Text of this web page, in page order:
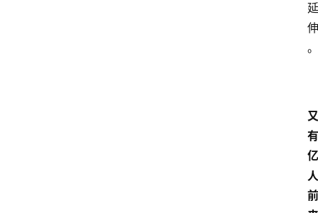
延
伸
。
又
有
亿
人
前